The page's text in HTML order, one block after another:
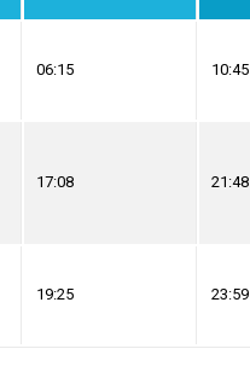
06:15 10:45
17:08 21:48
19:25 23:59